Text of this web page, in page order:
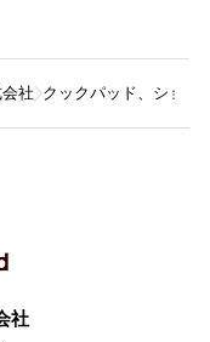
社 クックパッド、ショー
社